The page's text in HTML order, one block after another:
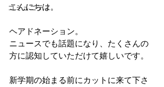
コミュニティ
こんにちは。
ヘアドネーション。
ニュースでも話題になり、たくさんの
方に認知していただけて嬉しいです。
新学期の始まる前にカットに来て下さ